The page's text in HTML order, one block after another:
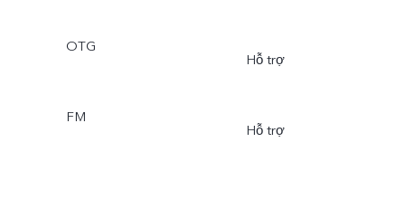
OTG
Hỗ trợ
FM
Hỗ trợ